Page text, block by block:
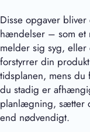
Disse opgaver
hændelser – som et
melder sig syg,
forstyrrer din
tidsplanen, mens
du stadig er
planlægning, sætter
end nødvendigt.